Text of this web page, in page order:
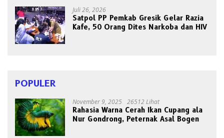
Juli 26, 2026
Satpol PP Pemkab Gresik Gelar Razia
Kafe, 50 Orang Dites Narkoba dan HIV
POPULER
November 9, 2025 26512 Lihat
Rahasia Warna Cerah Ikan Cupang ala
Nur Gondrong, Peternak Asal Bogen